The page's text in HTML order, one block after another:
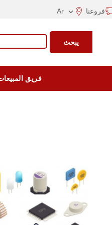
Ar  فروعنا
يبحث
فريق